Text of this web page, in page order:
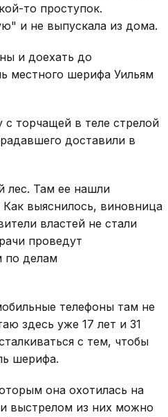
то проступок.
и не выпускала из дома.
и доехать до
местного шерифа Уильям
торчащей в теле стрелой
доставили в
лес. Там ее нашли
выяснилось, виновница
властей не стали
проведут
по делам
телефоны там не
здесь уже 17 лет и 31
с тем, чтобы
шерифа.
она охотилась на
выстрелом из них можно